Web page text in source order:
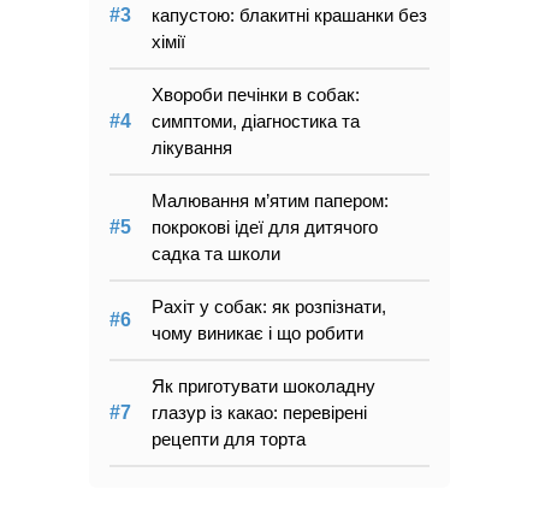
капустою: блакитні крашанки без
хімії
Хвороби печінки в собак:
симптоми, діагностика та
лікування
Малювання м’ятим папером:
покрокові ідеї для дитячого
садка та школи
Рахіт у собак: як розпізнати,
чому виникає і що робити
Як приготувати шоколадну
глазур із какао: перевірені
рецепти для торта